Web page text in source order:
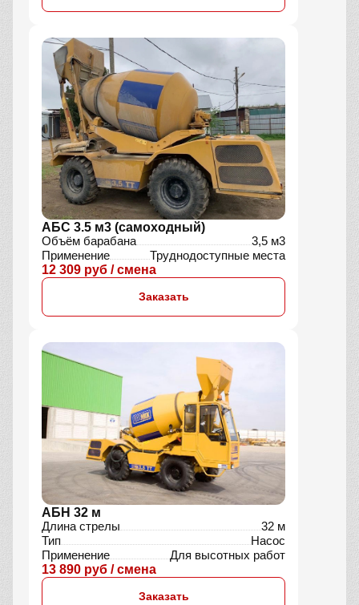
АБС 3.5 м3 (самоходный)
Объём барабана
3,5 м3
Применение
Труднодоступные места
12 309 руб / смена
Заказать
АБН 32 м
Длина стрелы
32 м
Тип
Насос
Применение
Для высотных работ
13 890 руб / смена
Заказать